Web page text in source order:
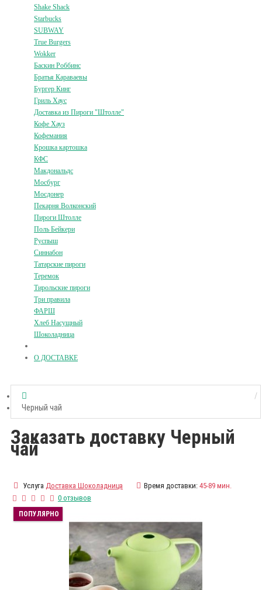
Shake Shack
Starbucks
SUBWAY
True Burgers
Wokker
Баскин Роббинс
Братья Караваевы
Бургер Кинг
Гриль Хаус
Доставка из Пироги "Штолле"
Кофе Хауз
Кофемания
Крошка картошка
КФС
Макдональдс
Мосбург
Мосдонер
Пекарня Волконский
Пироги Штолле
Поль Бейкери
Руспыш
Синнабон
Татарские пироги
Теремок
Тирольские пироги
Три правила
ФАРШ
Хлеб Насущный
Шоколадница
О ДОСТАВКЕ
Черный чай
Заказать доставку Черный
чай
Услуга Доставка Шоколадница Время доставки: 45-89 мин.
0 отзывов
ПОПУЛЯРНО